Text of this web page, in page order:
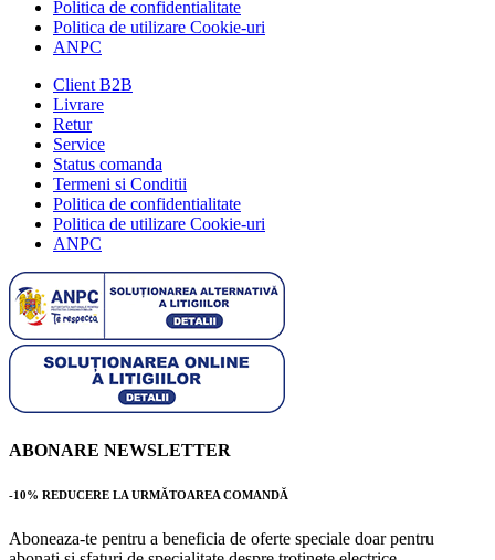
Politica de confidentialitate
Politica de utilizare Cookie-uri
ANPC
Client B2B
Livrare
Retur
Service
Status comanda
Termeni si Conditii
Politica de confidentialitate
Politica de utilizare Cookie-uri
ANPC
ABONARE NEWSLETTER
-10% REDUCERE LA URMĂTOAREA COMANDĂ
Aboneaza-te pentru a beneficia de oferte speciale doar pentru